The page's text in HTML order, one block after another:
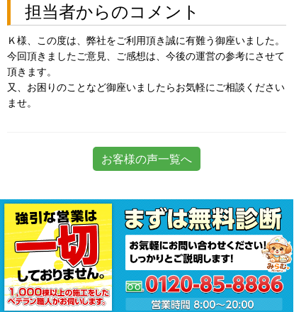
担当者からのコメント
Ｋ様、この度は、弊社をご利用頂き誠に有難う御座いました。
今回頂きましたご意見、ご感想は、今後の運営の参考にさせて
頂きます。
又、お困りのことなど御座いましたらお気軽にご相談ください
ませ。
お客様の声一覧へ